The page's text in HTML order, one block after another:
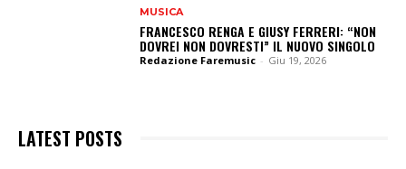
MUSICA
FRANCESCO RENGA E GIUSY FERRERI: “NON
DOVREI NON DOVRESTI” IL NUOVO SINGOLO
Redazione Faremusic - Giu 19, 2026
LATEST POSTS